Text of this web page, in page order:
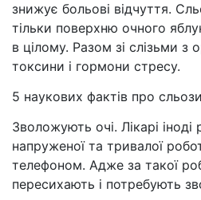
знижує больові відчуття.
тільки поверхню очного
в цілому. Разом зі слізьми з
токсини і гормони стресу.
5 наукових фактів про
Зволожують очі. Лікарі іноді
напруженої та тривалої
телефоном. Адже за такої
пересихають і потребують